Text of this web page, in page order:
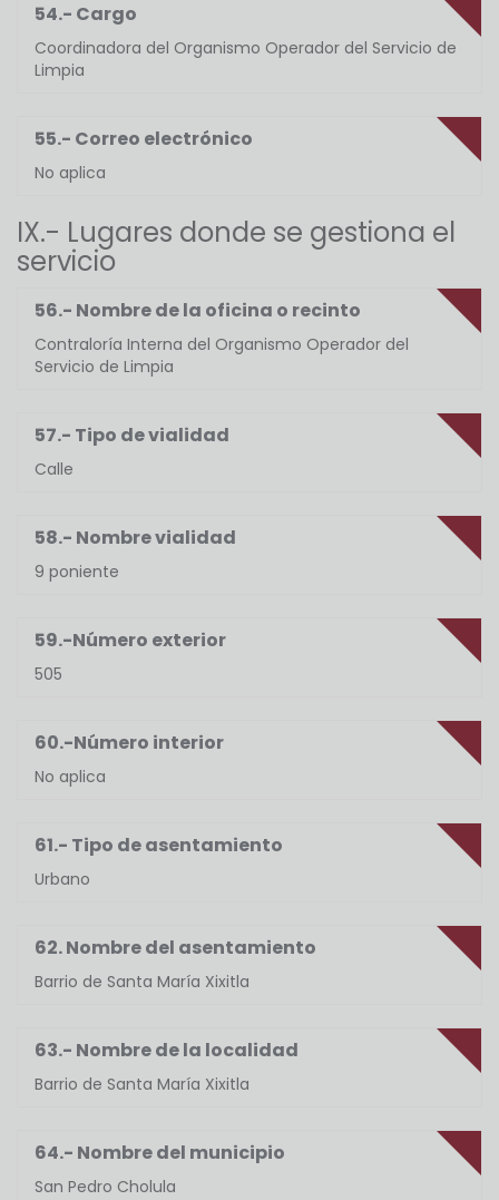
54.- Cargo
Coordinadora del Organismo Operador del Servicio de
Limpia
55.- Correo electrónico
No aplica
IX.- Lugares donde se gestiona el
servicio
56.- Nombre de la oficina o recinto
Contraloría Interna del Organismo Operador del
Servicio de Limpia
57.- Tipo de vialidad
Calle
58.- Nombre vialidad
9 poniente
59.-Número exterior
505
60.-Número interior
No aplica
61.- Tipo de asentamiento
Urbano
62. Nombre del asentamiento
Barrio de Santa María Xixitla
63.- Nombre de la localidad
Barrio de Santa María Xixitla
64.- Nombre del municipio
San Pedro Cholula